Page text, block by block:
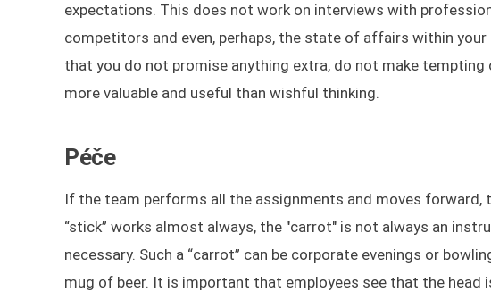
expectations. This does not work on interviews with
competitors and even, perhaps, the state of affairs within
that you do not promise anything extra, do not make
more valuable and useful than wishful thinking.
Péče
If the team performs all the assignments and moves
“stick” works almost always, the "carrot" is not always an
necessary. Such a “carrot” can be corporate evenings or
mug of beer. It is important that employees see that the